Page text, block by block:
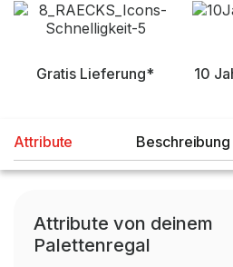
Gratis Lieferung* 10
Attribute Beschreibung
Attribute von deinem
Palettenregal